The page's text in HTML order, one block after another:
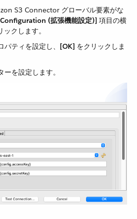
S3 Connector グローバル要素がな
(拡張機能設定)] ​ 項目の横
ックします。
ティを設定し、​
[OK] ​ をクリックしま
を設定します。